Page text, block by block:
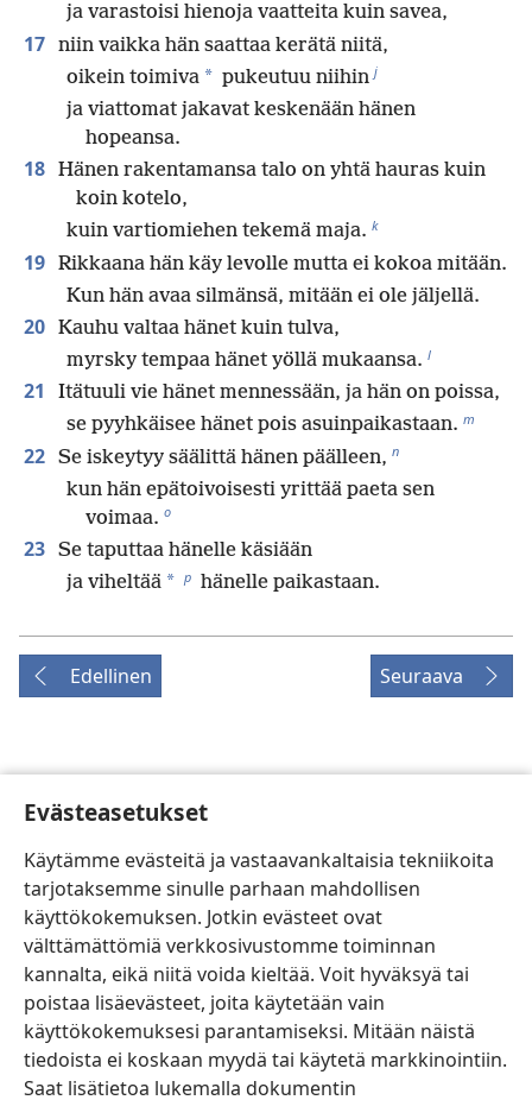
Evästeasetukset
Käytämme evästeitä ja vastaavankaltaisia tekniikoita
tarjotaksemme sinulle parhaan mahdollisen
käyttökokemuksen. Jotkin evästeet ovat
välttämättömiä verkkosivustomme toiminnan
kannalta, eikä niitä voida kieltää. Voit hyväksyä tai
poistaa lisäevästeet, joita käytetään vain
käyttökokemuksesi parantamiseksi. Mitään näistä
tiedoista ei koskaan myydä tai käytetä markkinointiin.
Saat lisätietoa lukemalla dokumentin
ja varastoisi hienoja vaatteita kuin savea,
17 niin vaikka hän saattaa kerätä niitä,
oikein toimiva * pukeutuu niihin j
ja viattomat jakavat keskenään hänen
hopeansa.
18 Hänen rakentamansa talo on yhtä hauras kuin
koin kotelo,
kuin vartiomiehen tekemä maja. k
19 Rikkaana hän käy levolle mutta ei kokoa mitään.
Kun hän avaa silmänsä, mitään ei ole jäljellä.
20 Kauhu valtaa hänet kuin tulva,
myrsky tempaa hänet yöllä mukaansa. l
21
Itätuuli vie hänet mennessään, ja hän on poissa,
se pyyhkäisee hänet pois asuinpaikastaan. m
22 Se iskeytyy säälittä hänen päälleen, n
kun hän epätoivoisesti yrittää paeta sen
voimaa. o
23 Se taputtaa hänelle käsiään
ja viheltää * p hänelle paikastaan.
Edellinen Seuraava
Pennsylvania.
KÄYTTÖEHDOT
TIETOSUOJAKÄYTÄNTÖ EVÄSTEASETUKSET